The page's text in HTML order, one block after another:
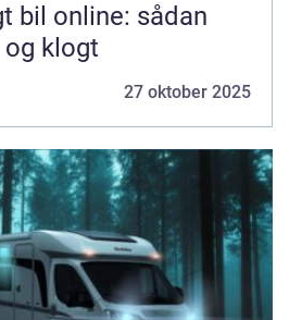
bil online: sådan
klogt
27 oktober 2025